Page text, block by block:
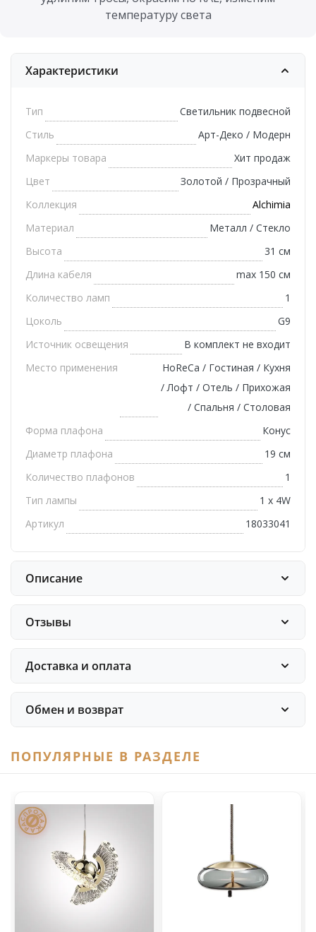
температуру света
Характеристики
Тип
Светильник подвесной
Стиль
Арт-Деко / Модерн
Маркеры товара
Хит продаж
Цвет
Золотой / Прозрачный
Коллекция
Alchimia
Материал
Металл / Стекло
Высота
31 см
Длина кабеля
max 150 см
Количество ламп
1
Цоколь
G9
Источник освещения
В комплект не входит
Место применения
HoReCa / Гостиная / Кухня
/ Лофт / Отель / Прихожая
/ Спальня / Столовая
Форма плафона
Конус
Диаметр плафона
19 см
Количество плафонов
1
Тип лампы
1 х 4W
Артикул
18033041
Описание
Отзывы
Доставка и оплата
Обмен и возврат
ПОПУЛЯРНЫЕ В РАЗДЕЛЕ